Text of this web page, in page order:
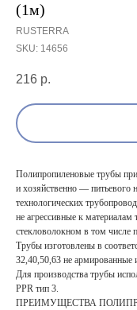
(1м)
RUSTERRA
SKU: 14656
216 р.
Полипропиленовые трубы
и хозяйственно — питьевого
технологических
не агрессивные к
стекловолокном в том числе
Трубы изготовлены в
32,40,50,63 не армированные
Для производства трубы
PPR тип 3.
ПРЕИМУЩЕСТВА